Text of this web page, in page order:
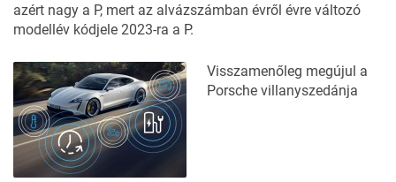
azért nagy a P, mert az alvázszámban évről évre változó
modellév kódjele 2023-ra a P.
Visszamenőleg megújul a
Porsche villanyszedánja